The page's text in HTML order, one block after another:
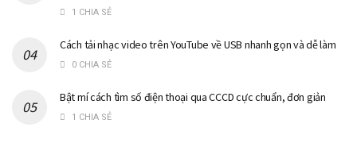
1 CHIA SẺ
Cách tải nhạc video trên YouTube về USB nhanh gọn và dễ làm
0 CHIA SẺ
Bật mí cách tìm số điện thoại qua CCCD cực chuẩn, đơn giản
1 CHIA SẺ